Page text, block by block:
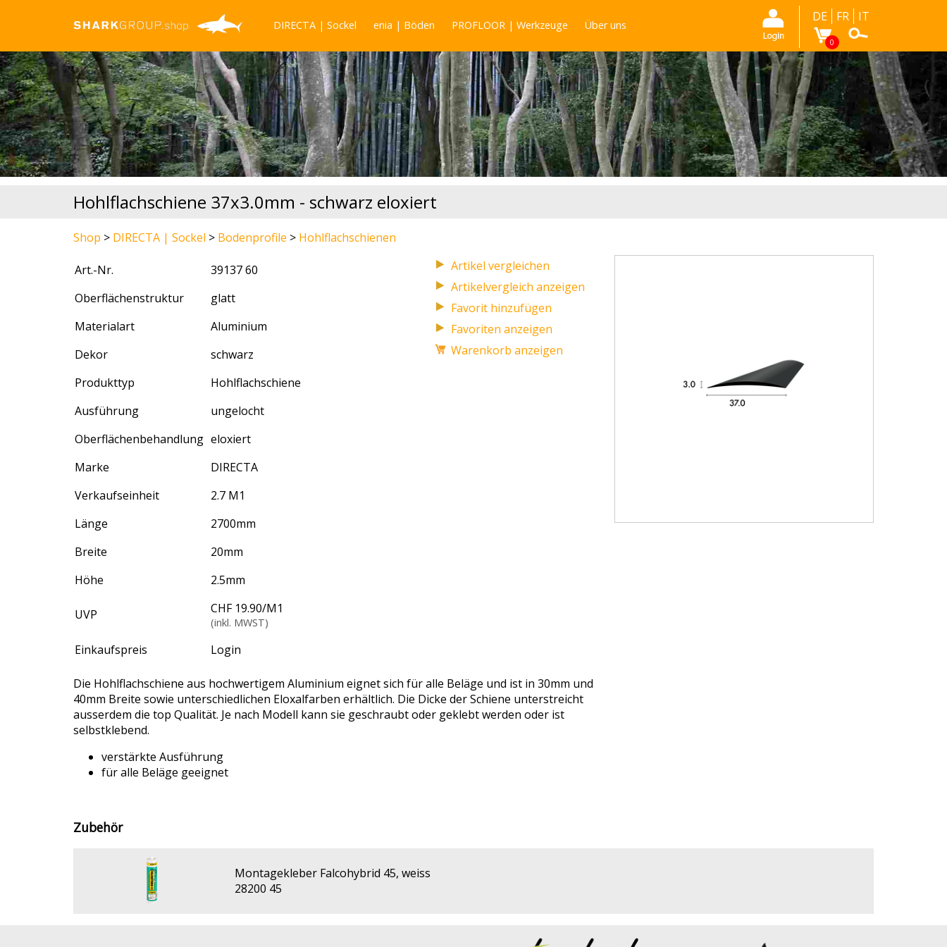
DIRECTA | Sockel enia | Böden PROFLOOR | Werkzeuge Über uns
DE FR IT
0
Hohlflachschiene 37x3.0mm - schwarz eloxiert
Shop > DIRECTA | Sockel > Bodenprofile > Hohlflachschienen
Art.-Nr.
39137 60
Oberflächenstruktur
glatt
Materialart
Aluminium
Dekor
schwarz
Produkttyp
Hohlflachschiene
Ausführung
ungelocht
Oberflächenbehandlung eloxiert
Marke
DIRECTA
Verkaufseinheit
2.7 M1
Länge
2700mm
Breite
20mm
Höhe
2.5mm
UVP CHF 19.90/M1
(inkl. MWST)
Einkaufspreis Login
Artikelvergleich anzeigen
Favoriten anzeigen
Warenkorb anzeigen
Die Hohlflachschiene aus hochwertigem Aluminium eignet sich für alle Beläge und ist in 30mm und
40mm Breite sowie unterschiedlichen Eloxalfarben erhältlich. Die Dicke der Schiene unterstreicht
ausserdem die top Qualität. Je nach Modell kann sie geschraubt oder geklebt werden oder ist
selbstklebend.
verstärkte Ausführung
für alle Beläge geeignet
Zubehör
Montagekleber Falcohybrid 45, weiss
28200 45